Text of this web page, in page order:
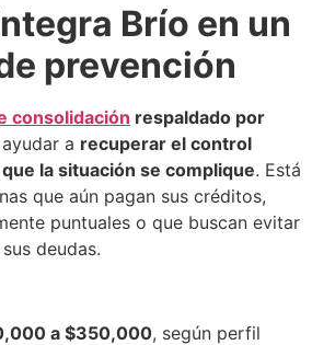
Brío en un
prevención
consolidación respaldado por
a recuperar el control
la situación se complique. Está
que aún pagan sus créditos,
puntuales o que buscan evitar
deudas.
a $350,000, según perfil